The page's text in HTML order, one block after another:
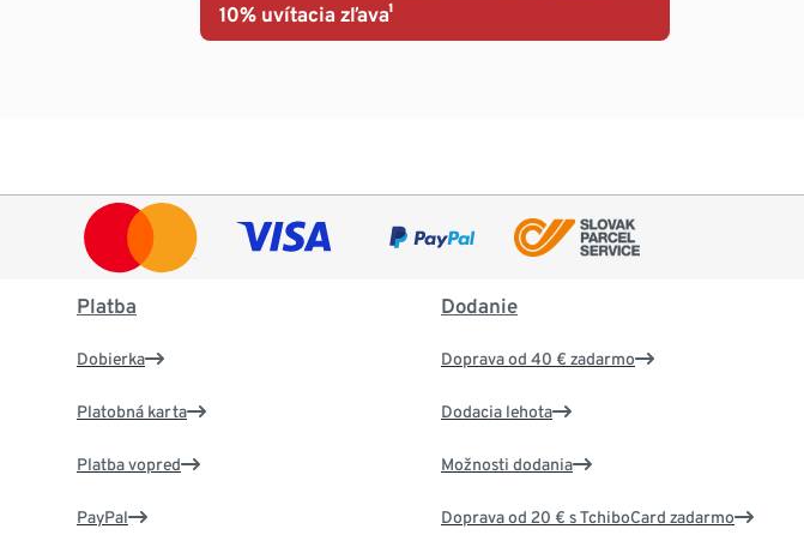
10% uvítacia zľava¹
Platba
Dobierka
Platobná karta
Platba vopred
PayPal
Dodanie
Doprava od 40 € zadarmo
Dodacia lehota
Možnosti dodania
Doprava od 20 € s TchiboCard zadarmo